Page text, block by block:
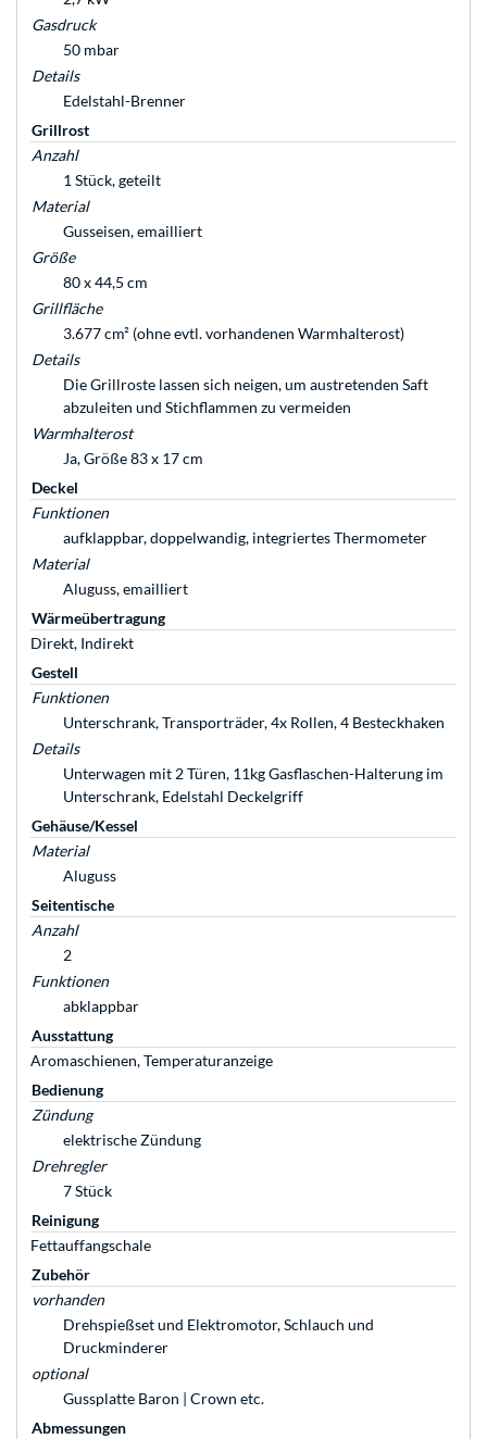
Gasdruck
50 mbar
Details
Edelstahl-Brenner
Grillrost
Anzahl
1 Stück, geteilt
Material
Gusseisen, emailliert
Größe
80 x 44,5 cm
Grillfläche
3.677 cm² (ohne evtl. vorhandenen Warmhalterost)
Details
Die Grillroste lassen sich neigen, um austretenden Saft
abzuleiten und Stichflammen zu vermeiden
Warmhalterost
Ja, Größe 83 x 17 cm
Deckel
Funktionen
aufklappbar, doppelwandig, integriertes Thermometer
Material
Aluguss, emailliert
Wärmeübertragung
Direkt, Indirekt
Gestell
Funktionen
Unterschrank, Transporträder, 4x Rollen, 4 Besteckhaken
Details
Unterwagen mit 2 Türen, 11kg Gasflaschen-Halterung im
Unterschrank, Edelstahl Deckelgriff
Gehäuse/Kessel
Material
Aluguss
Seitentische
Anzahl
2
Funktionen
abklappbar
Ausstattung
Aromaschienen, Temperaturanzeige
Bedienung
Zündung
elektrische Zündung
Drehregler
7 Stück
Reinigung
Fettauffangschale
Zubehör
vorhanden
Drehspießset und Elektromotor, Schlauch und
Druckminderer
optional
Gussplatte Baron | Crown etc.
Abmessungen